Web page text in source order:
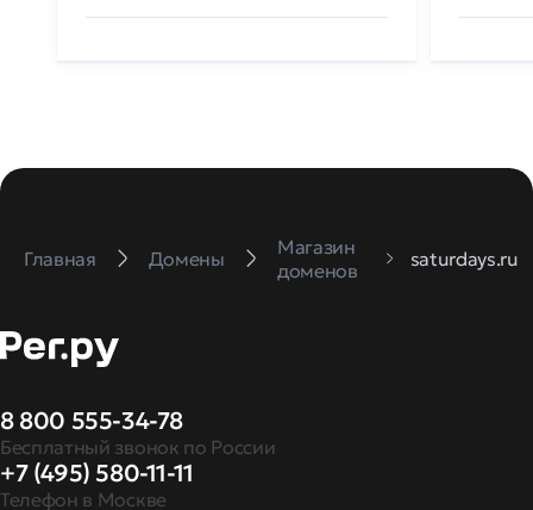
Главная Домены
Магазин
доменов
saturdays.ru
8 800 555-34-78
Бесплатный звонок по России
+7 (495) 580-11-11
Телефон в Москве